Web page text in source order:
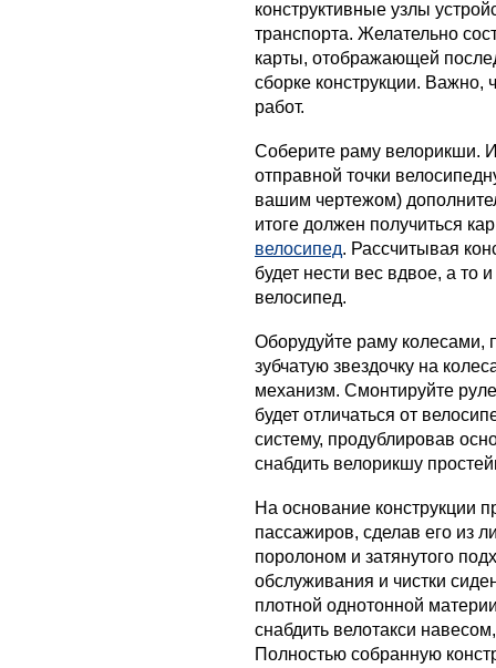
конструктивные узлы
транспорта. Желательно
карты, отображающей
сборке конструкции. Важно,
работ.
Соберите раму велорикши.
отправной точки
вашим чертежом)
итоге должен получиться
велосипед. Рассчитывая
будет нести вес вдвое, а
велосипед.
Оборудуйте раму колесами,
зубчатую звездочку на
механизм. Смонтируйте
будет отличаться от
систему, продублировав
снабдить велорикшу
На основание конструкции
пассажиров, сделав его из
поролоном и затянутого
обслуживания и чистки
плотной однотонной
снабдить велотакси
Полностью собранную